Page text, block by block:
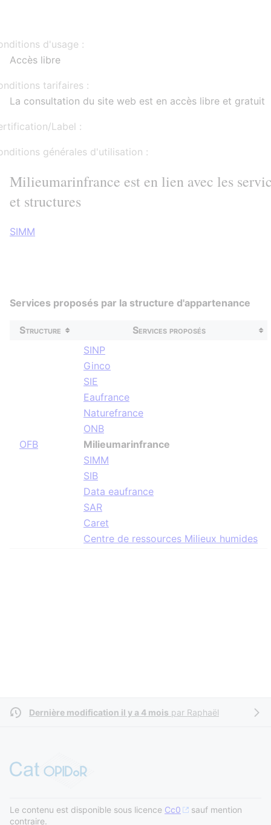
d'usage :
Accès libre
tarifaires :
La consultation du site web est en accès libre et gratuit
Label :
générales d'utilisation :
Milieumarinfrance est en lien avec les
et structures
SIMM
Services proposés par la structure d'appartenance
Structure Services proposés
OFB
SINP
Ginco
SIE
Eaufrance
Naturefrance
ONB
Milieumarinfrance
SIMM
SIB
Data eaufrance
SAR
Caret
Centre de ressources Milieux humides
Dernière modification il y a 4 mois par Raphaël
Le contenu est disponible sous licence Cc0
sauf mention
contraire.